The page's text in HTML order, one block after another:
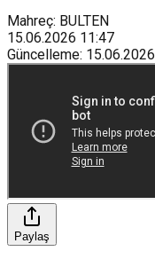
Mahreç: BULTEN
15.06.2026 11:47
Güncelleme: 15.06.2026
Paylaş